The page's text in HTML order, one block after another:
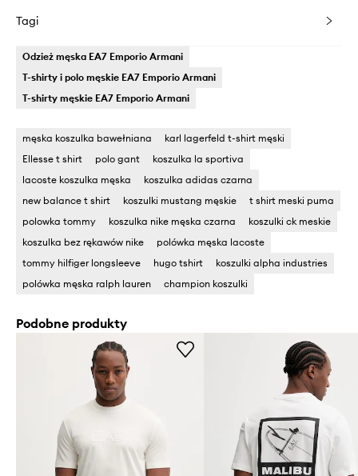
Tagi
Odzież męska EA7 Emporio Armani
T-shirty i polo męskie EA7 Emporio Armani
T-shirty męskie EA7 Emporio Armani
męska koszulka bawełniana
karl lagerfeld t-shirt męski
Ellesse t shirt
polo gant
koszulka la sportiva
lacoste koszulka męska
koszulka adidas czarna
new balance t shirt
koszulki mustang męskie
t shirt meski puma
polowka tommy
koszulka nike męska czarna
koszulki ck meskie
koszulka bez rękawów nike
polówka męska lacoste
tommy hilfiger longsleeve
hugo tshirt
koszulki alpha industries
polówka męska ralph lauren
champion koszulki
Podobne produkty